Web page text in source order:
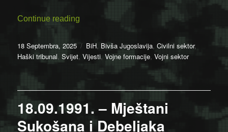
Continue reading
Posted
on
18 Septembra, 2025 Categories
BiH, Bivša Jugoslavija,Civilni sektor,
Haški tribunal,Svijet,Vijesti,Vojne formacije,Vojni sektor
18.09.1991. – Mještani
Sukošana i Debeljaka